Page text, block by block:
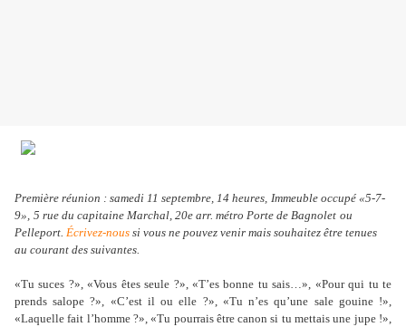
Première réunion : samedi 11 septembre, 14 heures, Immeuble occupé «5-7-
9», 5 rue du capitaine Marchal, 20e arr. métro Porte de Bagnolet ou
Pelleport. Écrivez-nous si vous ne pouvez venir mais souhaitez être tenues
au courant des suivantes.
«Tu suces ?», «Vous êtes seule ?», «T’es bonne tu sais…», «Pour qui tu te
prends salope ?», «C’est il ou elle ?», «Tu n’es qu’une sale gouine !»,
«Laquelle fait l’homme ?», «Tu pourrais être canon si tu mettais une jupe !»,